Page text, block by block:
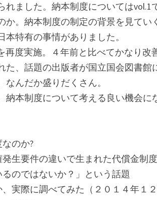
ました。納本制度についてはvol.1
か。納本制度の制定の背景を見てい
特有の事情がありました。
度実施。４年前と比べてかなり改
た、話題の出版者が国立国会図書館
んだか盛りだくさん。
本制度について考える良い機会に
のか?
生要件の違いで生まれた代償金制度
のではないか？」という話題
実際に調べてみた（２０１４年１２